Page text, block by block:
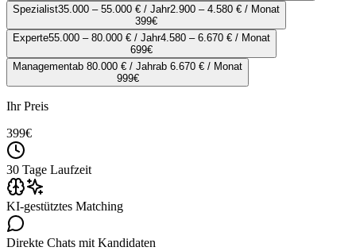
Spezialist35.000 – 55.000 € / Jahr2.900 – 4.580 € / Monat
399€
Experte55.000 – 80.000 € / Jahr4.580 – 6.670 € / Monat
699€
Managementab 80.000 € / Jahrab 6.670 € / Monat
999€
Ihr Preis
399€
30 Tage Laufzeit
KI-gestütztes Matching
Direkte Chats mit Kandidaten